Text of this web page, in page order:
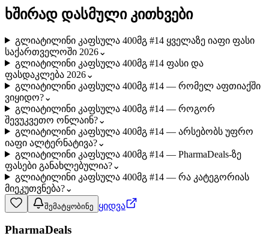
ხშირად დასმული კითხვები
გლიატილინი კაფსულა 400მგ #14 ყველაზე იაფი ფასი
საქართველოში 2026⌄
გლიატილინი კაფსულა 400მგ #14 ფასი და
ფასდაკლება 2026⌄
გლიატილინი კაფსულა 400მგ #14 — რომელ აფთიაქში
ვიყიდო?⌄
გლიატილინი კაფსულა 400მგ #14 — როგორ
შევუკვეთო ონლაინ?⌄
გლიატილინი კაფსულა 400მგ #14 — არსებობს უფრო
იაფი ალტერნატივა?⌄
გლიატილინი კაფსულა 400მგ #14 — PharmaDeals-ზე
ფასები განახლებულია?⌄
გლიატილინი კაფსულა 400მგ #14 — რა კატეგორიას
მიეკუთვნება?⌄
შემატყობინე ყიდვა
PharmaDeals